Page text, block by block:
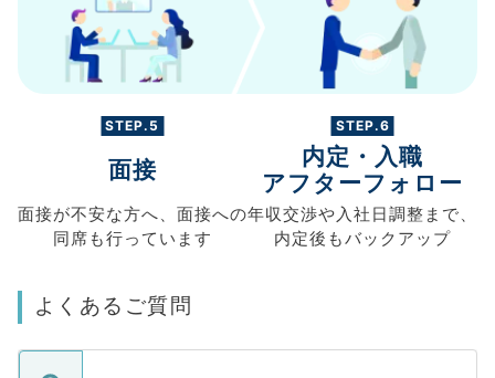
STEP.5
面接
面接が不安な方へ、 面接への
同席も行っています
STEP.6
内定・入職
アフターフォロー
年収交渉や入社日調整まで、
内定後もバックアップ
よくあるご質問